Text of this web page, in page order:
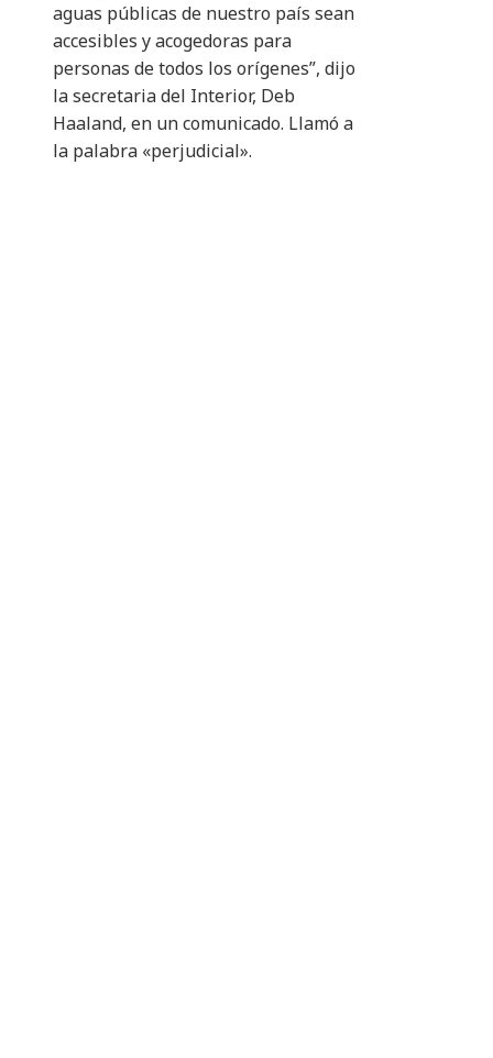
aguas públicas de nuestro país sean
accesibles y acogedoras para
personas de todos los orígenes”, dijo
la secretaria del Interior, Deb
Haaland, en un comunicado. Llamó a
la palabra «perjudicial».